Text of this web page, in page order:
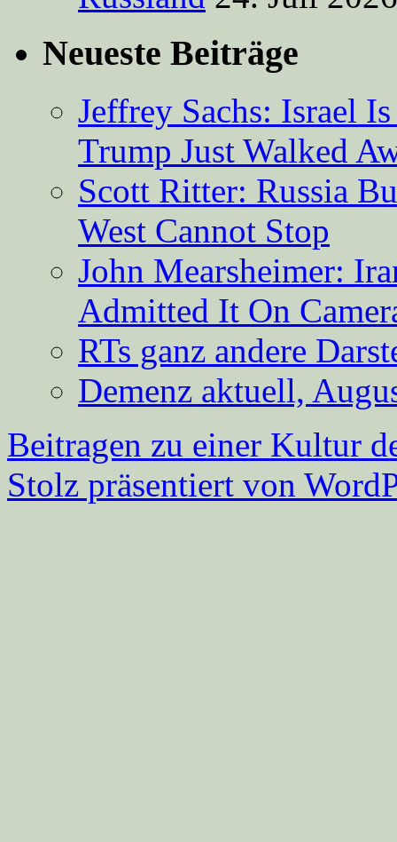
Neueste Beiträge
Jeffrey Sachs: Israel
Trump Just Walked
Scott Ritter: Russia
West Cannot Stop
John Mearsheimer:
Admitted It On
RTs ganz andere
Demenz aktuell,
Beitragen zu einer Kultur
Stolz präsentiert von